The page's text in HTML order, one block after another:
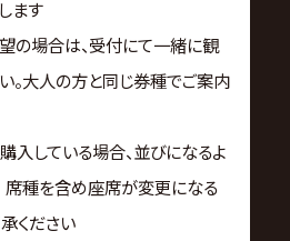
ます
の場合は、受付にて一緒に観
。大人の方と同じ券種でご案内
入している場合、並びになるよ
席種を含め座席が変更になる
ください